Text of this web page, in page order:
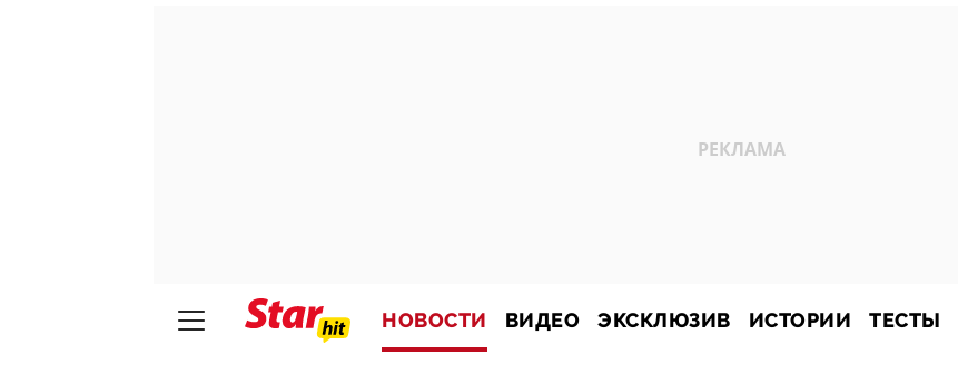
НОВОСТИ ВИДЕО ЭКСКЛЮЗИВ ИСТОРИИ ТЕСТЫ